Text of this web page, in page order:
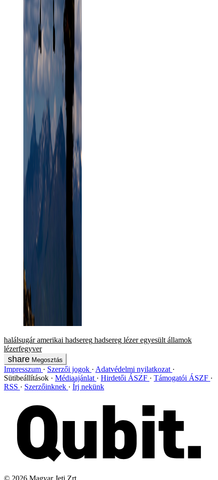
halálsugár amerikai hadsereg hadsereg lézer egyesült államok
lézerfegyver
Megosztás
Impresszum Szerzői jogok
Adatvédelmi nyilatkozat
Sütibeállítások
Médiaajánlat Hirdetői ÁSZF
Támogatói ÁSZF
RSS
Szerzőinknek Írj nekünk
© 2026 Magyar Jeti Zrt.